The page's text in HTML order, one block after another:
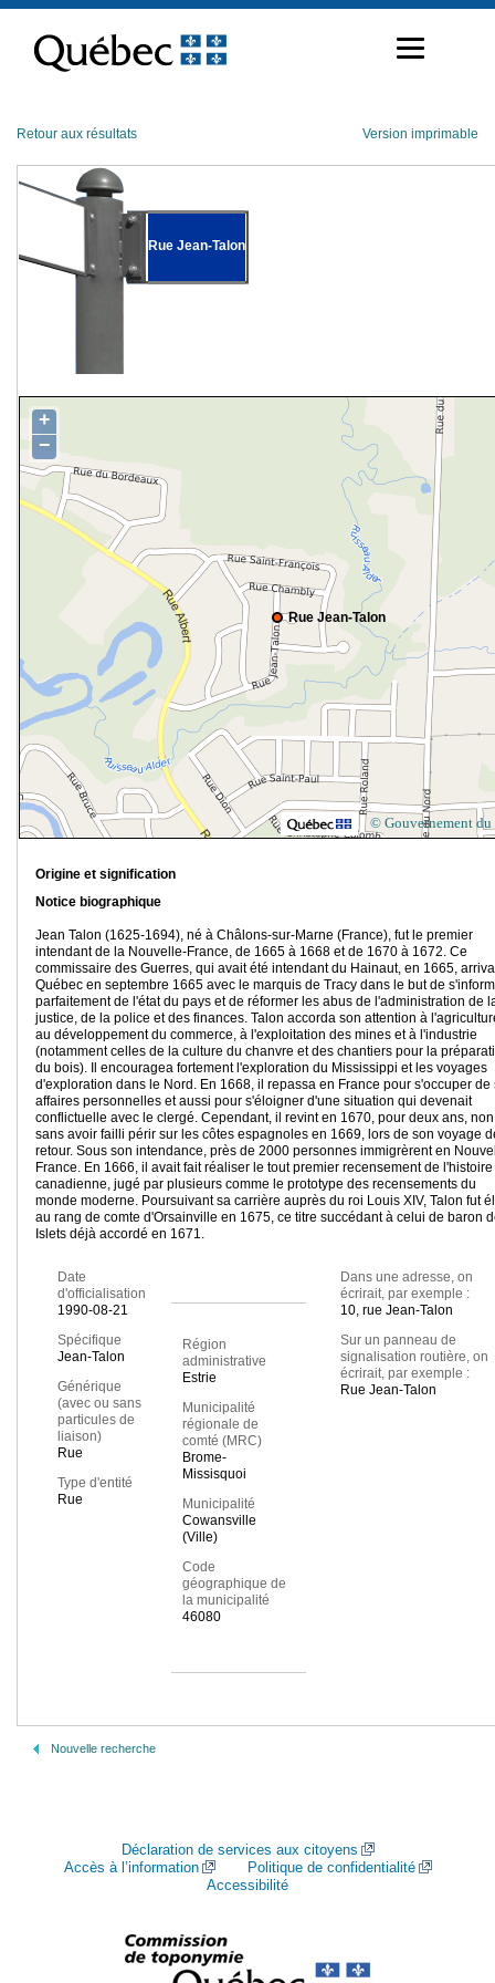
contenu
Retour aux résultats Version imprimable
Rue Jean-Talon
Rue Jean-Talon
+
−
© Gouvernement du
Origine et signification
Notice biographique
Jean Talon (1625-1694), né à Châlons-sur-Marne (France), fut le premier
intendant de la Nouvelle-France, de 1665 à 1668 et de 1670 à 1672. Ce
commissaire des Guerres, qui avait été intendant du Hainaut, en 1665,
Québec en septembre 1665 avec le marquis de Tracy dans le but de
parfaitement de l'état du pays et de réformer les abus de l'administration de
justice, de la police et des finances. Talon accorda son attention à
au développement du commerce, à l'exploitation des mines et à l'industrie
(notamment celles de la culture du chanvre et des chantiers pour la
du bois). Il encouragea fortement l'exploration du Mississippi et les voyages
d'exploration dans le Nord. En 1668, il repassa en France pour s'occuper de
affaires personnelles et aussi pour s'éloigner d'une situation qui devenait
conflictuelle avec le clergé. Cependant, il revint en 1670, pour deux ans, non
sans avoir failli périr sur les côtes espagnoles en 1669, lors de son voyage
retour. Sous son intendance, près de 2000 personnes immigrèrent en
France. En 1666, il avait fait réaliser le tout premier recensement de l'histoire
canadienne, jugé par plusieurs comme le prototype des recensements du
monde moderne. Poursuivant sa carrière auprès du roi Louis XIV, Talon fut
au rang de comte d'Orsainville en 1675, ce titre succédant à celui de baron
Islets déjà accordé en 1671.
Date
d'officialisation
1990-08-21
Spécifique
Jean-Talon
Générique
(avec ou sans
particules de
liaison)
Rue
Type d'entité
Rue
Région
administrative
Estrie
Municipalité
régionale de
comté (MRC)
Brome-
Missisquoi
Municipalité
Cowansville
(Ville)
Code
géographique de
la municipalité
46080
Dans une adresse, on
écrirait, par exemple :
10, rue Jean-Talon
Sur un panneau de
signalisation routière, on
écrirait, par exemple :
Rue Jean-Talon
Nouvelle recherche
Déclaration de services aux citoyens
Accès à l’information
Politique de confidentialité
Accessibilité